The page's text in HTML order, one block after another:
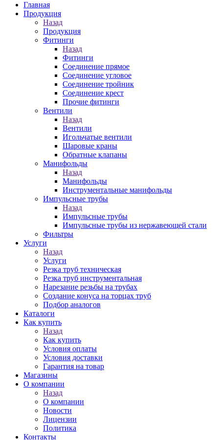
Главная
Продукция
Назад
Продукция
Фитинги
Назад
Фитинги
Соединение прямое
Соединение угловое
Соединение тройник
Соединение крест
Прочие фитинги
Вентили
Назад
Вентили
Игольчатые вентили
Шаровые краны
Обратные клапаны
Манифольды
Назад
Манифольды
Инструментальные манифольды
Импульсные трубы
Назад
Импульсные трубы
Импульсные трубы из нержавеющей стали
Фильтры
Услуги
Назад
Услуги
Резка труб техническая
Резка труб инструментальная
Нарезание резьбы на трубах
Создание конуса на торцах труб
Подбор аналогов
Каталоги
Как купить
Назад
Как купить
Условия оплаты
Условия доставки
Гарантия на товар
Магазины
О компании
Назад
О компании
Новости
Лицензии
Политика
Контакты